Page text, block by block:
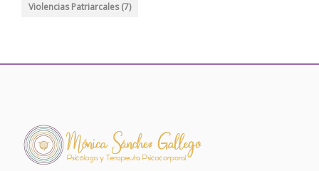
Violencias Patriarcales(7)